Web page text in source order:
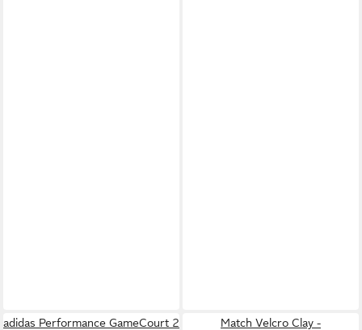
adidas Performance GameCourt 2
Match Velcro Clay -